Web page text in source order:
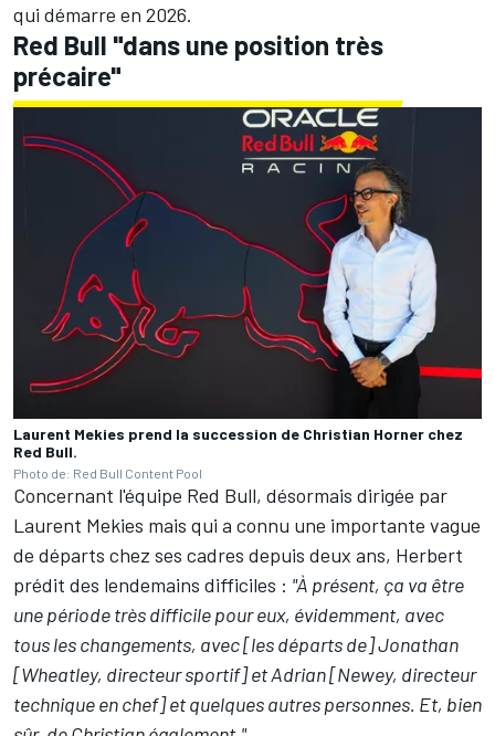
qui démarre en 2026.
Red Bull "dans une position très
précaire"
Laurent Mekies prend la succession de Christian Horner chez
Red Bull.
Photo de: Red Bull Content Pool
Concernant l'équipe Red Bull, désormais dirigée par
Laurent Mekies mais qui a connu une importante vague
de départs chez ses cadres depuis deux ans, Herbert
prédit des lendemains difficiles : "À présent, ça va être
une période très difficile pour eux, évidemment, avec
tous les changements, avec [les départs de] Jonathan
[Wheatley, directeur sportif] et Adrian [Newey, directeur
technique en chef] et quelques autres personnes. Et, bien